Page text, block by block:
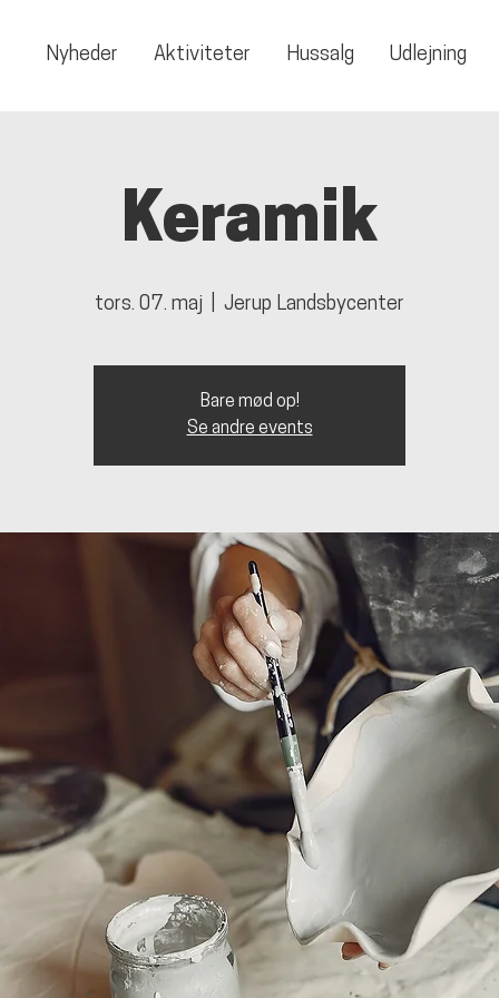
Nyheder Aktiviteter Hussalg Udlejning
Keramik
tors. 07. maj Jerup Landsbycenter
Bare mød op!
Se andre events